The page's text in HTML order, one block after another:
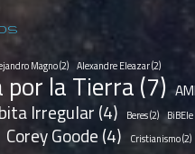
Magno(2) Alexandre Eleazar(2)
por la Tierra(7)
Irregular (4) Beres(2) BiBEle
Corey Goode (4) Cristianismo(2)